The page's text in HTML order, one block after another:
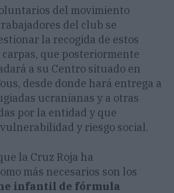
del movimiento
del club se
la recogida de estos
que posteriormente
a su Centro situado en
desde donde hará entrega a
ucranianas y a otras
por la entidad y que
y riesgo social.
la Cruz Roja ha
más necesarios son los
infantil de fórmula